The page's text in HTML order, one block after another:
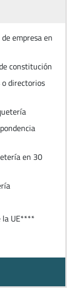
empresa en
constitución
o directorios
en 30
la UE****